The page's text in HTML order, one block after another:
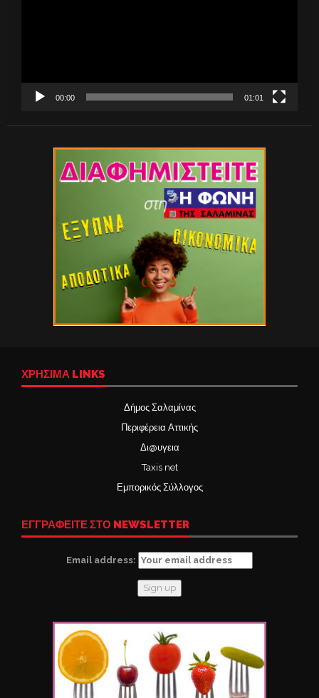
00:00 01:01
ΧΡΉΣΙΜΑ LINKS
Δήμος Σαλαμίνας
Περιφέρεια Αττικής
Δι@υγεια
Taxis net
Εμπορικός Σύλλογος
ΕΓΓΡΑΦΕΙΤΕ ΣΤΟ NEWSLETTER
Email address: